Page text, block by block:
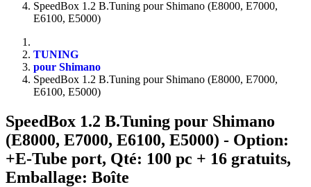
SpeedBox 1.2 B.Tuning pour Shimano (E8000, E7000,
E6100, E5000)
TUNING
pour Shimano
SpeedBox 1.2 B.Tuning pour Shimano (E8000, E7000,
E6100, E5000)
SpeedBox 1.2 B.Tuning pour Shimano
(E8000, E7000, E6100, E5000) - Option:
+E-Tube port, Qté: 100 pc + 16 gratuits,
Emballage: Boîte